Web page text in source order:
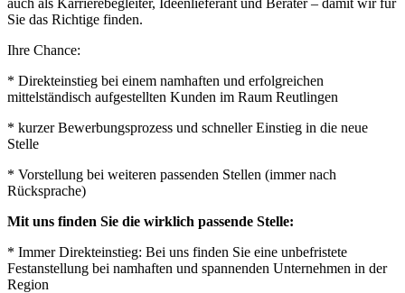
Sie das Richtige finden.
Ihre Chance:
* Direkteinstieg bei einem namhaften und erfolgreichen
mittelständisch aufgestellten Kunden im Raum Reutlingen
* kurzer Bewerbungsprozess und schneller Einstieg in die neue
Stelle
* Vorstellung bei weiteren passenden Stellen (immer nach
Rücksprache)
Mit uns finden Sie die wirklich passende Stelle:
* Immer Direkteinstieg: Bei uns finden Sie eine unbefristete
Festanstellung bei namhaften und spannenden Unternehmen in der
Region